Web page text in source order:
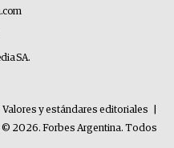
SA.
Valores y estándares editoriales
© 2026. Forbes Argentina. Todos